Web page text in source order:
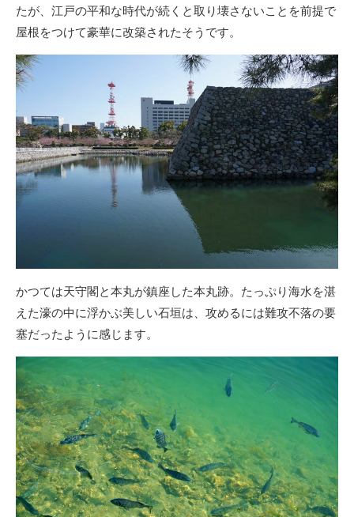
たが、江戸の平和な時代が続くと取り壊さないことを前提で
屋根をつけて豪華に改築されたそうです。
かつては天守閣と本丸が鎮座した本丸跡。たっぷり海水を湛
えた濠の中に浮かぶ美しい石垣は、攻めるには難攻不落の要
塞だったように感じます。